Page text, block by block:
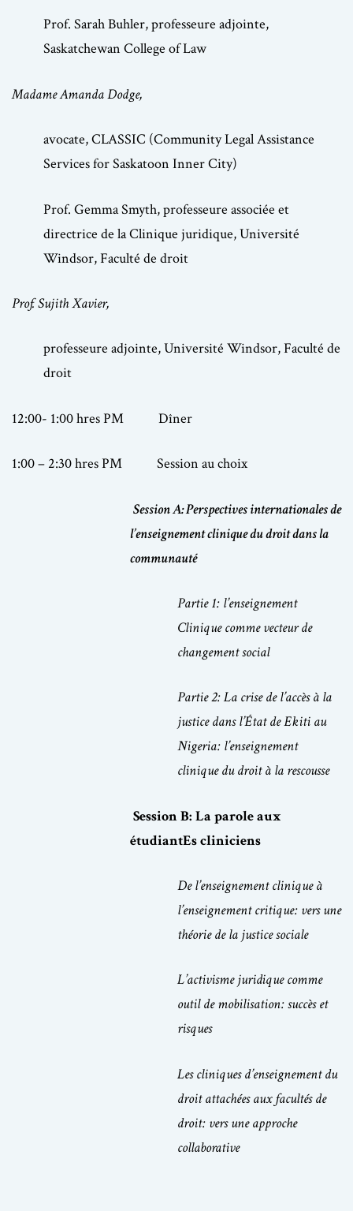
Prof. Sarah Buhler, professeure adjointe,
Saskatchewan College of Law
Madame Amanda Dodge,
avocate, CLASSIC (Community Legal Assistance
Services for Saskatoon Inner City)
Prof. Gemma Smyth, professeure associée et
directrice de la Clinique juridique, Université
Windsor, Faculté de droit
Prof. Sujith Xavier,
professeure adjointe, Université Windsor, Faculté de
droit
12:00- 1:00 hres PM Dîner
1:00 – 2:30 hres PM Session au choix
Session A: Perspectives internationales de
l’enseignement clinique du droit dans la
communauté
Partie 1: l’enseignement
Clinique comme vecteur de
changement social
Partie 2: La crise de l’accès à la
justice dans l’État de Ekiti au
Nigeria: l’enseignement
clinique du droit à la rescousse
Session B: La parole aux
étudiantEs cliniciens
De l’enseignement clinique à
l’enseignement critique: vers une
théorie de la justice sociale
L’activisme juridique comme
outil de mobilisation: succès et
risques
Les cliniques d’enseignement du
droit attachées aux facultés de
droit: vers une approche
collaborative